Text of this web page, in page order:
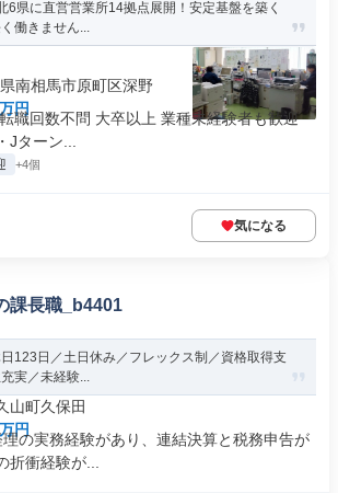
6県に直営営業所14拠点展開！安定基盤を築く
働きません...
南相馬市原町区深野
円
職回数不問 大卒以上 業種未経験者も歓迎
Jターン...
+4個
気になる
課長職_b4401
123日／土日休み／フレックス制／資格取得支
実／未経験...
山町久保田
円
の実務経験があり、連結決算と税務申告が
折衝経験が...